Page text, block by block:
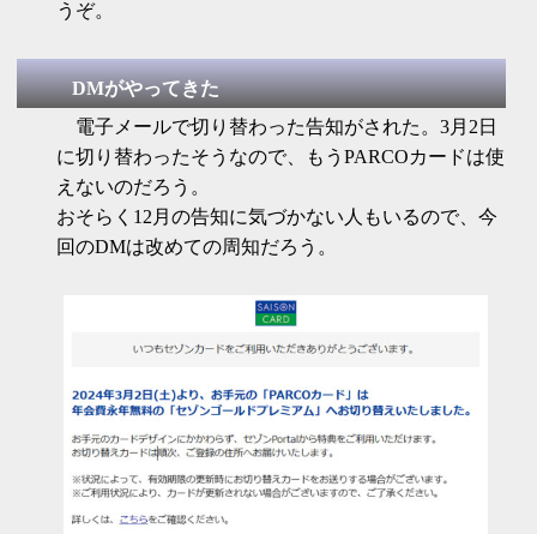
うぞ。
DMがやってきた
電子メールで切り替わった告知がされた。3月2日
に切り替わったそうなので、もうPARCOカードは使
えないのだろう。
おそらく12月の告知に気づかない人もいるので、今
回のDMは改めての周知だろう。